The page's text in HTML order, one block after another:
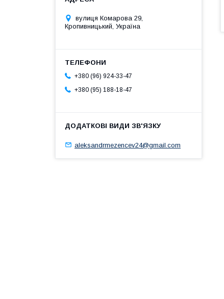
вулиця Комарова 29,
Кропивницький, Україна
+380 (96) 924-33-47
+380 (95) 188-18-47
aleksandrmezencev24@gmail.com